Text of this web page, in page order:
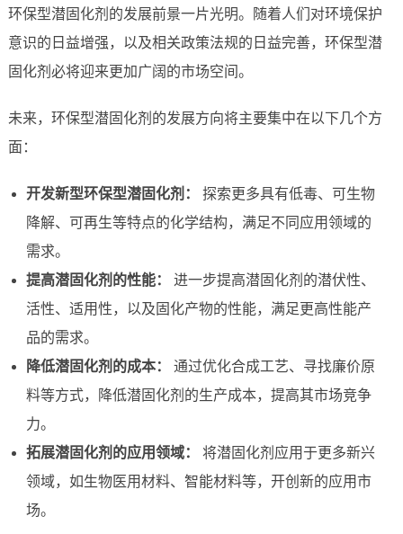
环保型潜固化剂的发展前景一片光明。随着人们对环境保护
意识的日益增强，以及相关政策法规的日益完善，环保型潜
固化剂必将迎来更加广阔的市场空间。
未来，环保型潜固化剂的发展方向将主要集中在以下几个方
面：
开发新型环保型潜固化剂：
探索更多具有低毒、可生物
降解、可再生等特点的化学结构，满足不同应用领域的
需求。
提高潜固化剂的性能：
进一步提高潜固化剂的潜伏性、
活性、适用性，以及固化产物的性能，满足更高性能产
品的需求。
降低潜固化剂的成本：
通过优化合成工艺、寻找廉价原
料等方式，降低潜固化剂的生产成本，提高其市场竞争
力。
拓展潜固化剂的应用领域：
将潜固化剂应用于更多新兴
领域，如生物医用材料、智能材料等，开创新的应用市
场。